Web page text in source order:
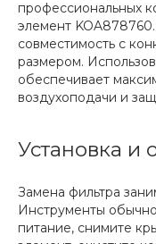
профессиональных
элемент
совместимость с
размером.
обеспечивает
воздухоподачи и
Установка и
Замена фильтра
Инструменты
питание, снимите